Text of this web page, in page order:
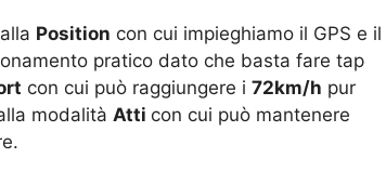
Position con cui impieghiamo il GPS e il
pratico dato che basta fare tap
con cui può raggiungere i 72km/h pur
modalità Atti con cui può mantenere